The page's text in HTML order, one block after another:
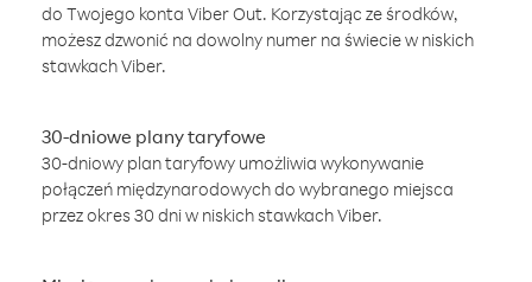
do Twojego konta Viber Out. Korzystając ze środków,
możesz dzwonić na dowolny numer na świecie w niskich
stawkach Viber.
30-dniowe plany taryfowe
30-dniowy plan taryfowy umożliwia wykonywanie
połączeń międzynarodowych do wybranego miejsca
przez okres 30 dni w niskich stawkach Viber.